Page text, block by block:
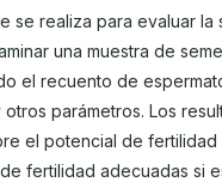
se realiza para evaluar la
una muestra de
el recuento de
parámetros. Los
el potencial de fertilidad
fertilidad adecuadas si